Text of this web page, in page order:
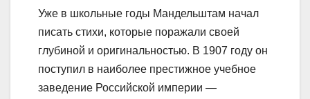
Уже в школьные годы Мандельштам начал
писать стихи, которые поражали своей
глубиной и оригинальностью. В 1907 году он
поступил в наиболее престижное учебное
заведение Российской империи —